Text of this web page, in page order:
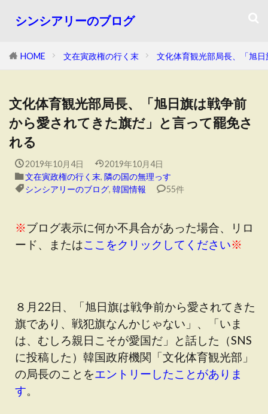
シンシアリーのブログ
HOME 文在寅政権の行く末 文化体育観光部局長、「旭
文化体育観光部局長、「旭日旗は戦争前
から愛されてきた旗だ」と言って罷免さ
れる
2019年10月4日
2019年10月4日
文在寅政権の行く末, 隣の国の無理っす
シンシアリーのブログ, 韓国情報 55件
※ブログ表示に何か不具合があった場合、リロ
ード、またはここをクリックしてください※
８月22日、「旭日旗は戦争前から愛されてきた
旗であり、戦犯旗なんかじゃない」、「いま
は、むしろ親日こそが愛国だ」と話した（SNS
に投稿した）韓国政府機関「文化体育観光部」
の局長のことをエントリーしたことがありま
す。